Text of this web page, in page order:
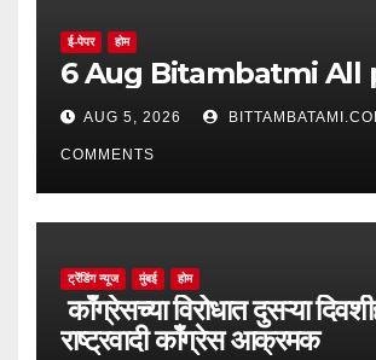
ई-पेपर होम
6 Aug Bitambatmi
AUG 5, 2026
COMMENTS
ट्रेंडिंग न्यूज मुंबई होम
काँग्रेसच्या विरोधात दुसऱ्या
राष्ट्रवादी काँग्रेस आक्रमक